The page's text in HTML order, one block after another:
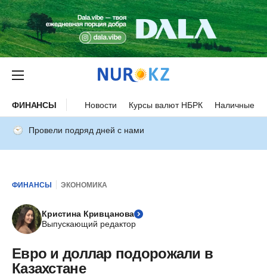
ФИНАНСЫ Новости Курсы валют НБРК Наличные
Провели подряд дней с нами
ФИНАНСЫ ЭКОНОМИКА
Кристина Кривцанова
Выпускающий редактор
Евро и доллар подорожали в
Казахстане